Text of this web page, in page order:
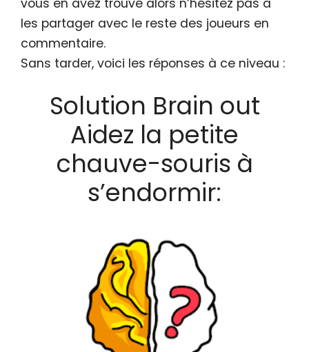
vous en avez trouvé alors n’hésitez pas à
les partager avec le reste des joueurs en
commentaire.
Sans tarder, voici les réponses à ce niveau :
Solution Brain out
Aidez la petite
chauve-souris à
s’endormir: